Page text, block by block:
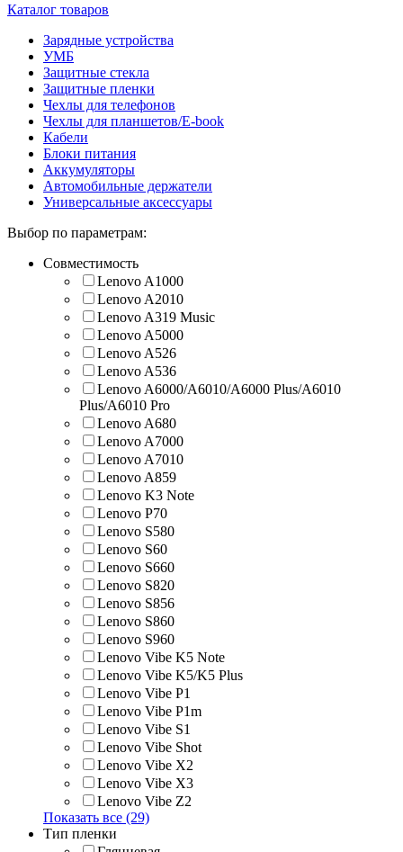
Каталог товаров
Зарядные устройства
УМБ
Защитные стекла
Защитные пленки
Чехлы для телефонов
Чехлы для планшетов/E-book
Кабели
Блоки питания
Аккумуляторы
Автомобильные держатели
Универсальные аксессуары
Выбор по параметрам:
Совместимость
Lenovo A1000
Lenovo A2010
Lenovo A319 Music
Lenovo A5000
Lenovo A526
Lenovo A536
Lenovo A6000/A6010/A6000 Plus/A6010
Plus/A6010 Pro
Lenovo A680
Lenovo A7000
Lenovo A7010
Lenovo A859
Lenovo K3 Note
Lenovo P70
Lenovo S580
Lenovo S60
Lenovo S660
Lenovo S820
Lenovo S856
Lenovo S860
Lenovo S960
Lenovo Vibe K5 Note
Lenovo Vibe K5/K5 Plus
Lenovo Vibe P1
Lenovo Vibe P1m
Lenovo Vibe S1
Lenovo Vibe Shot
Lenovo Vibe X2
Lenovo Vibe X3
Lenovo Vibe Z2
Показать все (29)
Тип пленки